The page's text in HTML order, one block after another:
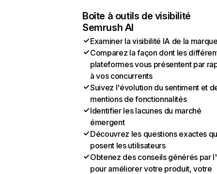
Boîte à outils de visibilité
Semrush AI
Examiner la visibilité IA de la
Comparez la façon dont les
plateformes vous présentent par
à vos concurrents
Suivez l'évolution du sentiment et
mentions de fonctionnalités
Identifier les lacunes du marché
émergent
Découvrez les questions exactes
posent les utilisateurs
Obtenez des conseils générés par
pour améliorer votre produit, votre